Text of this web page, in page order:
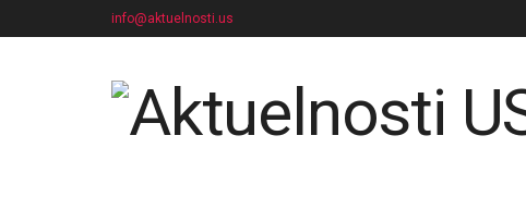
info@aktuelnosti.us